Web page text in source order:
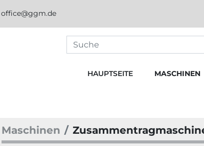
office@ggm.de
HAUPTSEITE MASCHINEN
Maschinen